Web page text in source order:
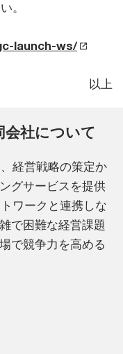
。
launch-ws/
以上
社について
経営戦略の策定か
グサービスを提供
ワークと連携しな
で困難な経営課題
で競争力を高める